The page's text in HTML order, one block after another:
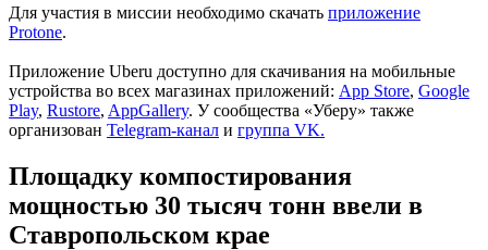
Для участия в миссии необходимо скачать приложение
Protone.
Приложение Uberu доступно для скачивания на мобильные
устройства во всех магазинах приложений: App Store, Google
Play, Rustore, AppGallery. У сообщества «Уберу» также
организован Telegram-канал и группа VK.
Площадку компостирования
мощностью 30 тысяч тонн ввели в
Ставропольском крае